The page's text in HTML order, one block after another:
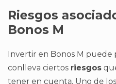
Riesgos
Bonos M
Invertir en Bonos M puede
conlleva ciertos riesgos
tener en cuenta. Uno de